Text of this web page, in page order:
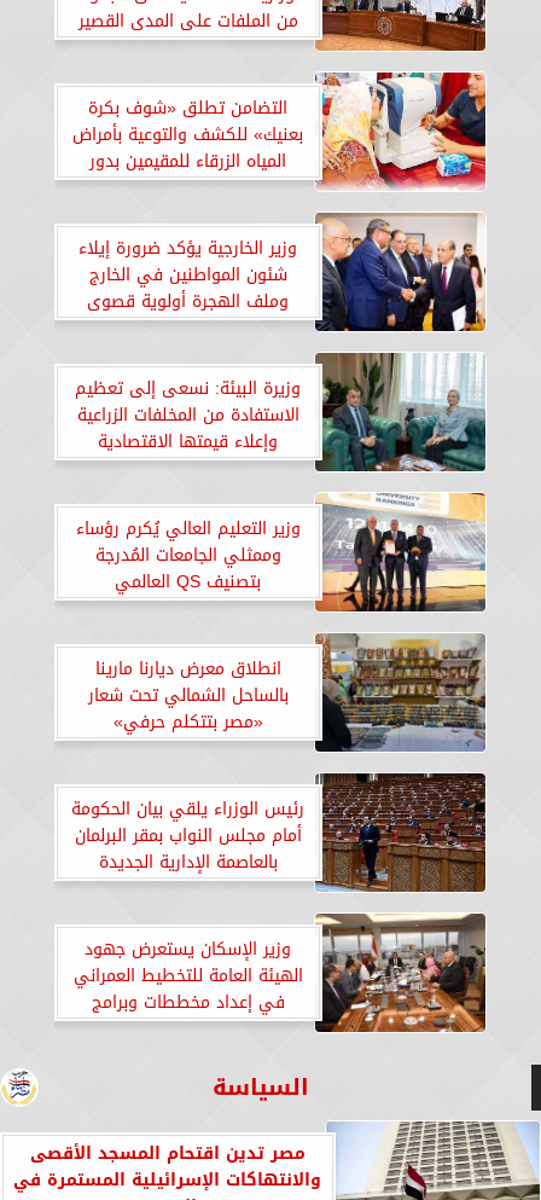
من الملفات على المدى القصير
التضامن تطلق «شوف بكرة
بعنيك» للكشف والتوعية بأمراض
المياه الزرقاء للمقيمين بدور
المسنين بالمحافظات
وزير الخارجية يؤكد ضرورة إيلاء
شئون المواطنين في الخارج
وملف الهجرة أولوية قصوى
وزيرة البيئة: نسعى إلى تعظيم
الاستفادة من المخلفات الزراعية
وإعلاء قيمتها الاقتصادية
وزير التعليم العالي يُكرم رؤساء
وممثلي الجامعات المُدرجة
بتصنيف QS العالمي
انطلاق معرض ديارنا مارينا
بالساحل الشمالي تحت شعار
«مصر بتتكلم حرفي»
رئيس الوزراء يلقي بيان الحكومة
أمام مجلس النواب بمقر البرلمان
بالعاصمة الإدارية الجديدة
وزير الإسكان يستعرض جهود
الهيئة العامة للتخطيط العمراني
في إعداد مخططات وبرامج
التنمية على مستوى الجمهورية
السياسة
مصر تدين اقتحام المسجد الأقصى
والانتهاكات الإسرائيلية المستمرة في